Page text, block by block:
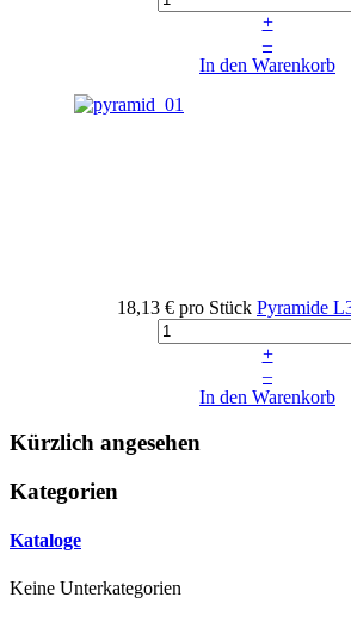
+
–
In den Warenkorb
18,13 € pro Stück Pyramide
+
–
In den Warenkorb
Kürzlich angesehen
Kategorien
Kataloge
Keine Unterkategorien